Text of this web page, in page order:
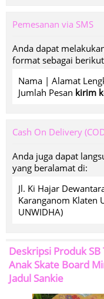
Pemesanan via SMS
Anda dapat
format sebagai
Nama | Alamat
Jumlah Pesan kirim
Cash On Delivery
Anda juga dapat
yang beralamat di:
Jl. Ki Hajar
Karanganom Klaten
UNWIDHA)
Deskripsi Produk
Anak Skate Board
Jadul Sankie